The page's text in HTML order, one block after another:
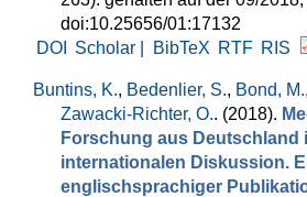
doi:10.25656/01:17132
DOI
Scholar | BibTeX RTF RIS
Buntins, K., Bedenlier, S., Bond, M.,
Zawacki-Richter, O.. (2018).
Forschung aus Deutschland
internationalen Diskussion.
englischsprachiger